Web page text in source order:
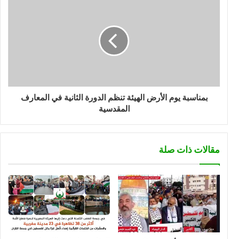
بمناسبة يوم الأرض الهيئة تنظم الدورة الثانية في المعارف
المقدسية
مقالات ذات صلة